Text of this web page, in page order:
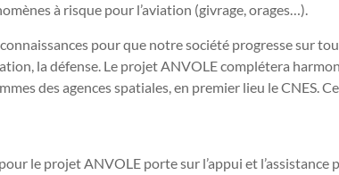
à risque pour l’aviation (givrage, orages…).
pour que notre société progresse sur
la défense. Le projet ANVOLE complétera
des agences spatiales, en premier lieu le
le projet ANVOLE porte sur l’appui et